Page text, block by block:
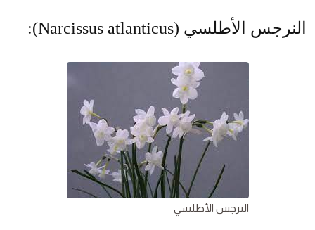
النرجس الأطلسي (Narcissus atlanticus):
النرجس الأطلسي